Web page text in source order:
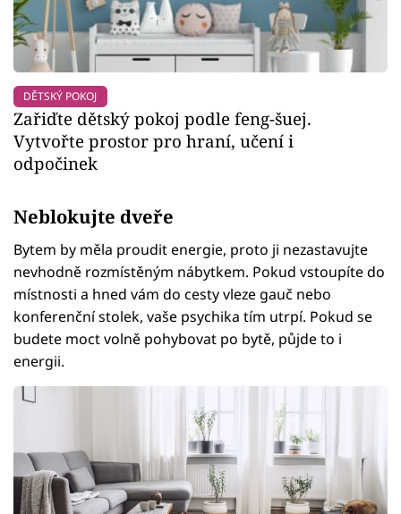
DĚTSKÝ POKOJ
Zařiďte dětský pokoj podle feng-šuej.
Vytvořte prostor pro hraní, učení i
odpočinek
Neblokujte dveře
Bytem by měla proudit energie, proto ji nezastavujte
nevhodně rozmístěným nábytkem. Pokud vstoupíte do
místnosti a hned vám do cesty vleze gauč nebo
konferenční stolek, vaše psychika tím utrpí. Pokud se
budete moct volně pohybovat po bytě, půjde to i
energii.